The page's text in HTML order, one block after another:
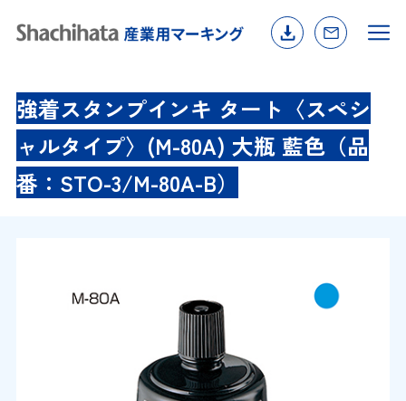
強着スタンプインキ タート〈スペシ
ャルタイプ〉(M-80A) 大瓶 藍色（品
番：STO-3/M-80A-B）